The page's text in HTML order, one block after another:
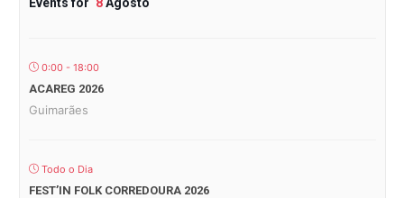
0:00 - 18:00
ACAREG 2026
Guimarães
Todo o Dia
FEST’IN FOLK CORREDOURA 2026